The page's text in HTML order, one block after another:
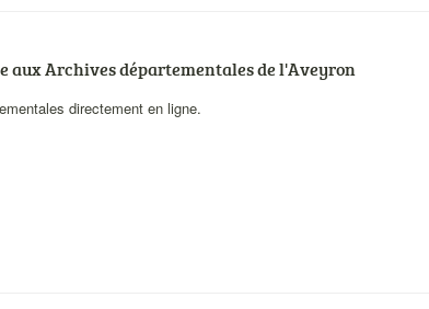
aux Archives départementales de l'Aveyron
directement en ligne.